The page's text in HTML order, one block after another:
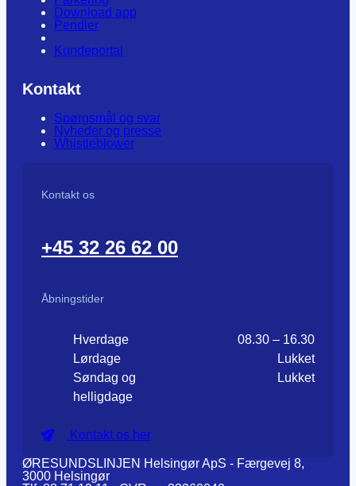
Download app
Pendler
Kundeportal
Kontakt
Spørgsmål og svar
Nyheder og presse
Whistleblower
Kontakt os
+45 32 26 62 00
Åbningstider
Hverdage
08.30 – 16.30
Lørdage
Lukket
Søndag og
helligdage
Lukket
Kontakt os her
ØRESUNDSLINJEN Helsingør ApS - Færgevej 8,
3000 Helsingør